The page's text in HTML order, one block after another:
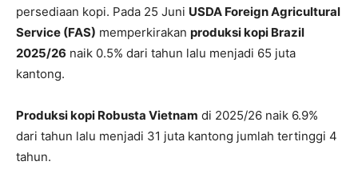
persediaan kopi. Pada 25 Juni USDA Foreign Agricultural
Service (FAS) memperkirakan produksi kopi Brazil
2025/26 naik 0.5% dari tahun lalu menjadi 65 juta
kantong.
Produksi kopi Robusta Vietnam di 2025/26 naik 6.9%
dari tahun lalu menjadi 31 juta kantong jumlah tertinggi 4
tahun.